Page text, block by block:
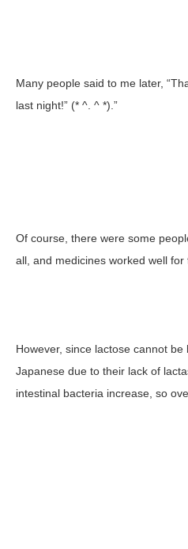
Many people said to me later,
last night!” (* ^. ^ *).”
Of course, there were some
all, and medicines worked well for
However, since lactose cannot
Japanese due to their lack of
intestinal bacteria increase, so